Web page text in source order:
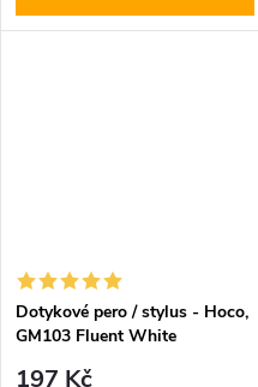
Dotykové pero / stylus - Hoco,
GM103 Fluent White
197 Kč